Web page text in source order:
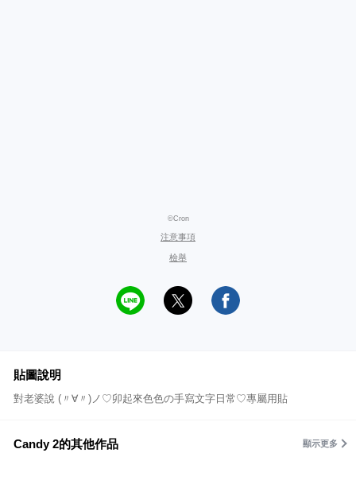
©Cron
注意事項
檢舉
貼圖說明
對老婆說 (〃∀〃)ノ♡卯起來色色の手寫文字日常♡專屬用貼
Candy 2的其他作品 顯示更多